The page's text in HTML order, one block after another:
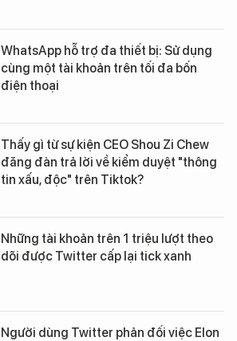
WhatsApp hỗ trợ đa thiết bị: Sử dụng
cùng một tài khoản trên tối đa bốn
điện thoại
Thấy gì từ sự kiện CEO Shou Zi Chew
đăng đàn trả lời về kiểm duyệt "thông
tin xấu, độc" trên Tiktok?
Những tài khoản trên 1 triệu lượt theo
dõi được Twitter cấp lại tick xanh
Người dùng Twitter phản đối việc Elon